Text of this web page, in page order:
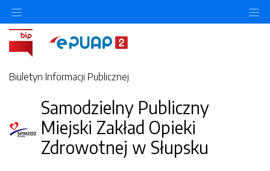
Biuletyn Informacji Publicznej
Samodzielny Publiczny
Miejski Zakład Opieki
Zdrowotnej w Słupsku